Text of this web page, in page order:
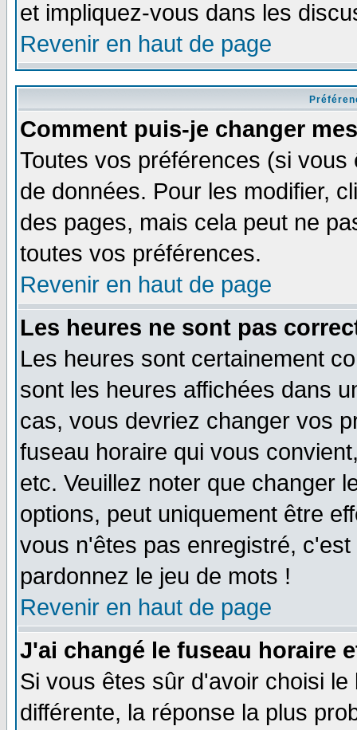
et impliquez-vous dans les
Revenir en haut de page
Comment puis-je changer
Toutes vos préférences (si
de données. Pour les modifier,
des pages, mais cela peut ne
toutes vos préférences.
Revenir en haut de page
Les heures ne sont pas
Les heures sont certainement
sont les heures affichées dans
cas, vous devriez changer vos
fuseau horaire qui vous
etc. Veuillez noter que changer
options, peut uniquement être
vous n'êtes pas enregistré,
pardonnez le jeu de mots !
Revenir en haut de page
J'ai changé le fuseau horaire
Si vous êtes sûr d'avoir choisi
différente, la réponse la plus